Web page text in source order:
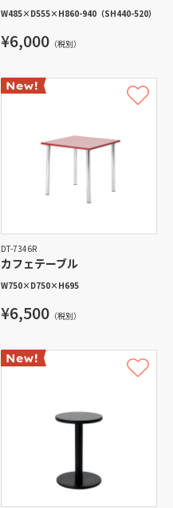
W485× D555× H860-940（SH440-520）
¥6,000（税別）
DT-7346R
カフェテーブル
W750× D750× H695
¥6,500（税別）